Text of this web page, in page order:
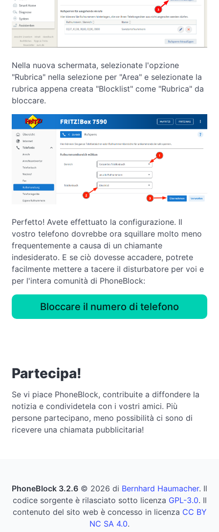
Nella nuova schermata, selezionate l'opzione
"Rubrica" nella selezione per "Area" e selezionate la
rubrica appena creata "Blocklist" come "Rubrica" da
bloccare.
Perfetto! Avete effettuato la configurazione. Il
vostro telefono dovrebbe ora squillare molto meno
frequentemente a causa di un chiamante
indesiderato. E se ciò dovesse accadere, potrete
facilmente mettere a tacere il disturbatore per voi e
per l'intera comunità di PhoneBlock:
Bloccare il numero di telefono
Partecipa!
Se vi piace PhoneBlock, contribuite a diffondere la
notizia e condividetela con i vostri amici. Più
persone partecipano, meno possibilità ci sono di
ricevere una chiamata pubblicitaria!
PhoneBlock 3.2.6 © 2026 di Bernhard Haumacher. Il
codice sorgente è rilasciato sotto licenza GPL-3.0. Il
contenuto del sito web è concesso in licenza CC BY
NC SA 4.0.